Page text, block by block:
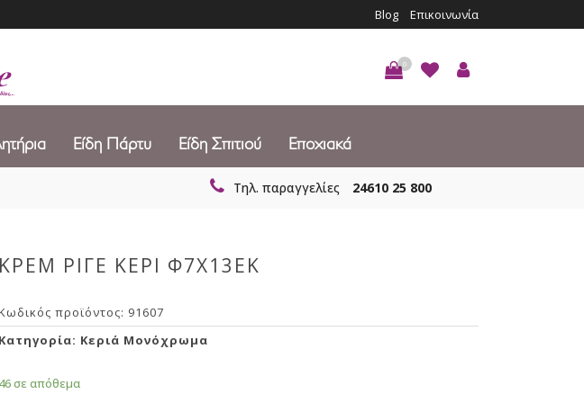
Blog Επικοινωνία
0
Είδη Πάρτυ Είδη Σπιτιού Εποχιακά
Τηλ. παραγγελίες 24610 25 800
ΚΡΕΜ ΡΙΓΕ ΚΕΡΙ Φ7Χ13ΕΚ
προϊόντος: 91607
Κατηγορία: Κεριά Μονόχρωμα
46 σε απόθεμα